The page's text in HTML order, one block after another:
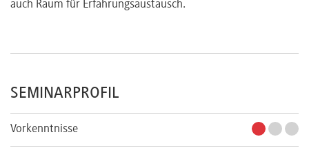
auch Raum für Erfahrungsaustausch.
SEMINARPROFIL
Vorkenntnisse